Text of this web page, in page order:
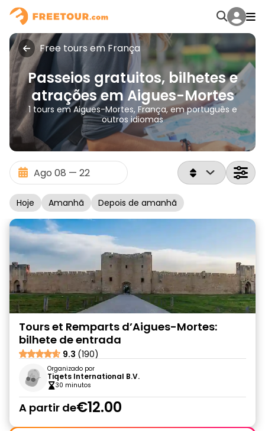
Free tours em França
Passeios gratuitos, bilhetes e
atrações em Aigues-Mortes
1 tours em Aigues-Mortes, França, em português e
outros idiomas
Hoje Amanhã Depois de amanhã
Tours et Remparts d’Aigues-Mortes:
bilhete de entrada
9.3 (190)
Organizado por
Tiqets International B.V.
30 minutos
A partir de€12.00